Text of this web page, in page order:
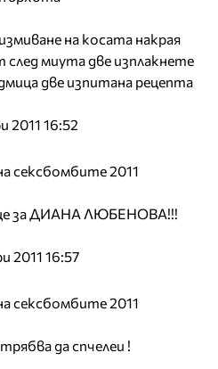
на косата накрая
миута две изплакнете
две изпитана рецепта
2011 16:52
сексбомбите 2011
за ДИАНА ЛЮБЕНОВА!!!
2011 16:57
сексбомбите 2011
да спчелеи !